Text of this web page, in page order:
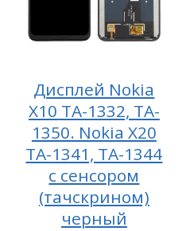
Дисплей Nokia
X10 TA-1332, TA-
1350. Nokia X20
TA-1341, TA-1344
с сенсором
(тачскрином)
черный